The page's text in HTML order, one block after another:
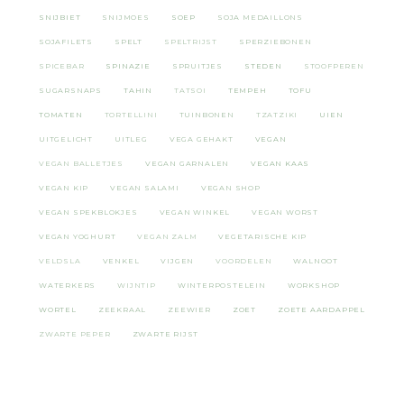
SNIJBIET SNIJMOES SOEP SOJA MEDAILLONS
SOJAFILETS SPELT SPELTRIJST SPERZIEBONEN
SPICEBAR SPINAZIE SPRUITJES STEDEN STOOFPEREN
SUGARSNAPS TAHIN TATSOI TEMPEH TOFU
TOMATEN TORTELLINI TUINBONEN TZATZIKI UIEN
UITGELICHT UITLEG VEGA GEHAKT VEGAN
VEGAN BALLETJES VEGAN GARNALEN VEGAN KAAS
VEGAN KIP VEGAN SALAMI VEGAN SHOP
VEGAN SPEKBLOKJES VEGAN WINKEL VEGAN WORST
VEGAN YOGHURT VEGAN ZALM VEGETARISCHE KIP
VELDSLA VENKEL VIJGEN VOORDELEN WALNOOT
WATERKERS WIJNTIP WINTERPOSTELEIN WORKSHOP
WORTEL ZEEKRAAL ZEEWIER ZOET ZOETE AARDAPPEL
ZWARTE PEPER ZWARTE RIJST